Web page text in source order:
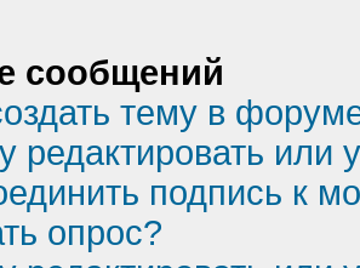
сообщений
тему в
редактировать или
подпись к
опрос?